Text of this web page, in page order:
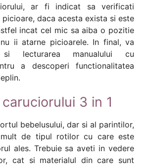
ar fi indicat sa verificati
daca acesta exista si este
incat cel mic sa aiba o pozitie
ii atarne picioarele. In final, va
si lecturarea manualului cu
a descoperi functionalitatea
3 in 1
bebelusului, dar si al parintilor,
de tipul rotilor cu care este
ales. Trebuie sa aveti in vedere
cat si materialul din care sunt